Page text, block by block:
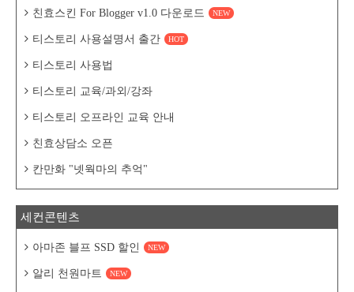
친효스킨 For Blogger v1.0 다운로드 NEW
티스토리 사용설명서 출간 HOT
티스토리 사용법
티스토리 교육/과외/강좌
티스토리 오프라인 교육 안내
친효상담소 오픈
칸만화 "넷웍마의 추억"
세컨콘텐츠
아마존 블프 SSD 할인 NEW
알리 천원마트 NEW